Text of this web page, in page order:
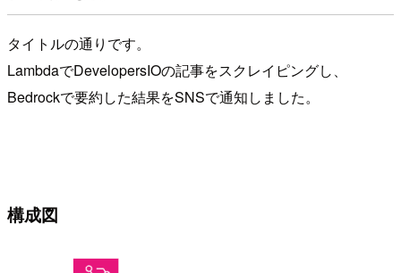
タイトルの通りです。
LambdaでDevelopersIOの記事をスクレイピングし、
Bedrockで要約した結果をSNSで通知しました。
構成図